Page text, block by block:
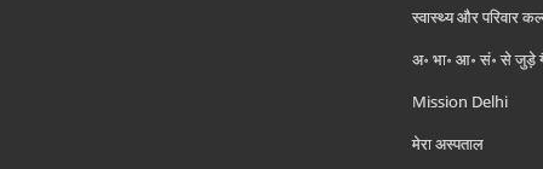
स्वास्थ्य और परिवार
अ॰ भा॰ आ॰ सं॰ से जुड़े
Mission Delhi
मेरा अस्पताल